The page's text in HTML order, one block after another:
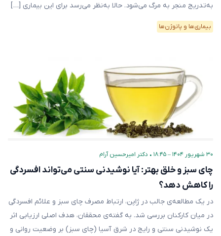
به‌تدریج منجر به مرگ می‌شود. حالا به‌نظر می‌رسد برای این بیماری […]
بیماری‌ها و پاتوژن‌ها
۳۰ شهریور ۱۴۰۴ – ۱۸:۴۵ • دکتر امیرحسین آرام
چای سبز و خلق بهتر: آیا نوشیدنی سنتی می‌تواند افسردگی
را کاهش دهد؟
در یک مطالعه‌ی جالب در ژاپن، ارتباط مصرف چای سبز و علائم افسردگی
در میان کارکنان بررسی شد. به گفته‌ی محققان، هدف اصلی ارزیابی اثر
یک نوشیدنی سنتی و رایج در شرق آسیا (چای سبز) بر وضعیت روانی و